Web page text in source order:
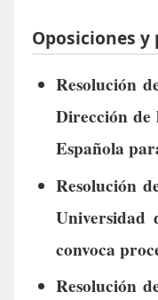
Oposiciones y
Resolución
Dirección de
Española
Resolución
Universidad
convoca
Resolución